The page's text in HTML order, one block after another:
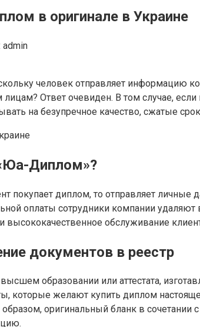
в оригинале в Украине
admin
человек отправляет информацию
Ответ очевиден. В том случае,
на безупречное качество, сжатые
Диплом»?
покупает диплом, то отправляет
оплаты сотрудники компании
обслуживание
документов в реестр
образовании или аттестата,
которые желают купить диплом
оригинальный бланк в сочетании